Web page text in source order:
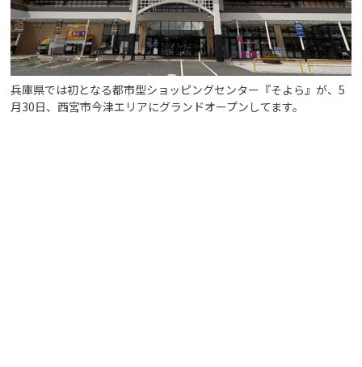
兵庫県では初となる都市型ショッピングセンター『そよら』が、5
月30日、西宮市今津エリアにグランドオープンしてます。